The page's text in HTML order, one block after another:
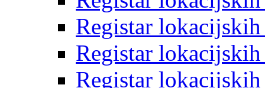
Registar
Registar
Registar